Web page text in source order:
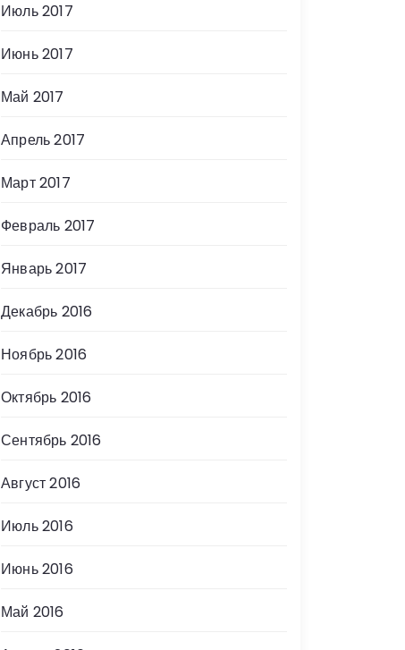
Июль 2017
Июнь 2017
Май 2017
Апрель 2017
Март 2017
Февраль 2017
Январь 2017
Декабрь 2016
Ноябрь 2016
Октябрь 2016
Сентябрь 2016
Август 2016
Июль 2016
Июнь 2016
Май 2016